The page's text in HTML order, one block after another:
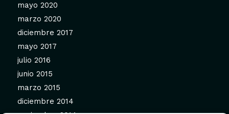
mayo 2020
marzo 2020
diciembre 2017
mayo 2017
julio 2016
junio 2015
marzo 2015
diciembre 2014